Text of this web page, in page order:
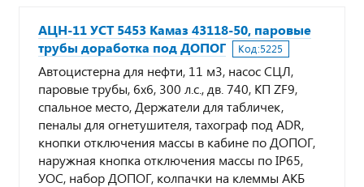
АЦН-11 УСТ 5453 Камаз 43118-50, паровые
трубы доработка под ДОПОГ
Код:5225
Автоцистерна для нефти, 11 м3, насос СЦЛ,
паровые трубы, 6х6, 300 л.с., дв. 740, КП ZF9,
спальное место, Держатели для табличек,
пеналы для огнетушителя, тахограф под ADR,
кнопки отключения массы в кабине по ДОПОГ,
наружная кнопка отключения массы по IP65,
УОС, набор ДОПОГ, колпачки на клеммы АКБ